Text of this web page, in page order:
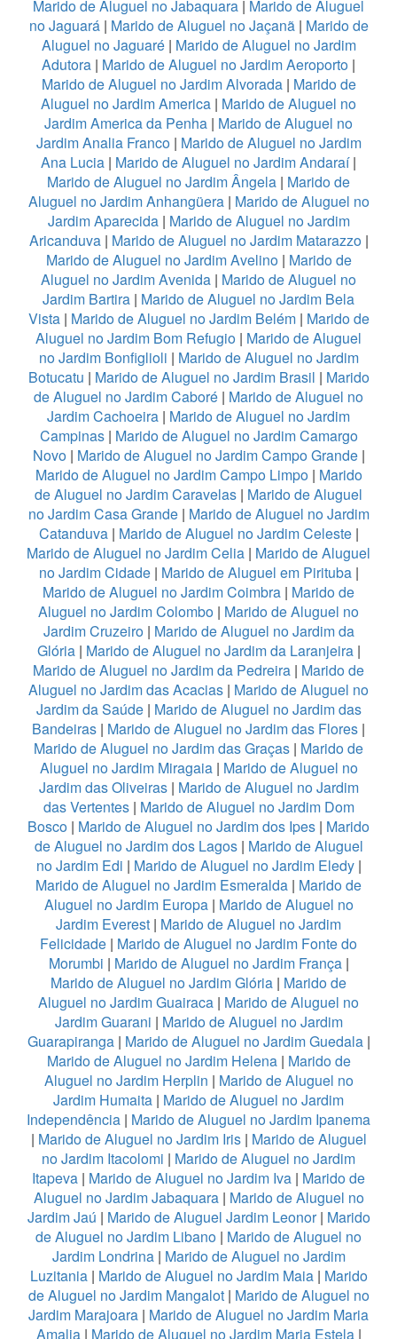
Marido de Aluguel no Jabaquara | Marido de Aluguel
no Jaguará| Marido de Aluguel no Jaçanã| Marido de
Aluguel no Jaguaré| Marido de Aluguel no Jardim
Adutora | Marido de Aluguel no Jardim Aeroporto |
Marido de Aluguel no Jardim Alvorada| Marido de
Aluguel no Jardim America | Marido de Aluguel no
Jardim America da Penha | Marido de Aluguel no
Jardim Analia Franco| Marido de Aluguel no Jardim
Ana Lucia | Marido de Aluguel no Jardim Andaraí|
Marido de Aluguel no Jardim Ângela | Marido de
Aluguel no Jardim Anhangüera| Marido de Aluguel no
Jardim Aparecida| Marido de Aluguel no Jardim
Aricanduva| Marido de Aluguel no Jardim Matarazzo|
Marido de Aluguel no Jardim Avelino| Marido de
Aluguel no Jardim Avenida | Marido de Aluguel no
Jardim Bartira | Marido de Aluguel no Jardim Bela
Vista| Marido de Aluguel no Jardim Belém| Marido de
Aluguel no Jardim Bom Refugio | Marido de Aluguel
no Jardim Bonfiglioli | Marido de Aluguel no Jardim
Botucatu | Marido de Aluguel no Jardim Brasil | Marido
de Aluguel no Jardim Caboré | Marido de Aluguel no
Jardim Cachoeira | Marido de Aluguel no Jardim
Campinas| Marido de Aluguel no Jardim Camargo
Novo| Marido de Aluguel no Jardim Campo Grande|
Marido de Aluguel no Jardim Campo Limpo| Marido
de Aluguel no Jardim Caravelas | Marido de Aluguel
no Jardim Casa Grande| Marido de Aluguel no Jardim
Catanduva| Marido de Aluguel no Jardim Celeste|
Marido de Aluguel no Jardim Celia | Marido de Aluguel
no Jardim Cidade| Marido de Aluguel em Pirituba|
Marido de Aluguel no Jardim Coimbra | Marido de
Aluguel no Jardim Colombo | Marido de Aluguel no
Jardim Cruzeiro| Marido de Aluguel no Jardim da
Glória| Marido de Aluguel no Jardim da Laranjeira|
Marido de Aluguel no Jardim da Pedreira | Marido de
Aluguel no Jardim das Acacias | Marido de Aluguel no
Jardim da Saúde| Marido de Aluguel no Jardim das
Bandeiras | Marido de Aluguel no Jardim das Flores |
Marido de Aluguel no Jardim das Graças | Marido de
Aluguel no Jardim Miragaia| Marido de Aluguel no
Jardim das Oliveiras| Marido de Aluguel no Jardim
das Vertentes| Marido de Aluguel no Jardim Dom
Bosco | Marido de Aluguel no Jardim dos Ipes | Marido
de Aluguel no Jardim dos Lagos| Marido de Aluguel
no Jardim Edi | Marido de Aluguel no Jardim Eledy|
Marido de Aluguel no Jardim Esmeralda | Marido de
Aluguel no Jardim Europa| Marido de Aluguel no
Jardim Everest | Marido de Aluguel no Jardim
Felicidade | Marido de Aluguel no Jardim Fonte do
Morumbi | Marido de Aluguel no Jardim França|
Marido de Aluguel no Jardim Glória | Marido de
Aluguel no Jardim Guairaca | Marido de Aluguel no
Jardim Guarani | Marido de Aluguel no Jardim
Guarapiranga| Marido de Aluguel no Jardim Guedala|
Marido de Aluguel no Jardim Helena| Marido de
Aluguel no Jardim Herplin | Marido de Aluguel no
Jardim Humaita | Marido de Aluguel no Jardim
Independência | Marido de Aluguel no Jardim Ipanema
| Marido de Aluguel no Jardim Iris| Marido de Aluguel
no Jardim Itacolomi | Marido de Aluguel no Jardim
Itapeva | Marido de Aluguel no Jardim Iva | Marido de
Aluguel no Jardim Jabaquara| Marido de Aluguel no
Jardim Jaú | Marido de Aluguel Jardim Leonor| Marido
de Aluguel no Jardim Libano | Marido de Aluguel no
Jardim Londrina| Marido de Aluguel no Jardim
Luzitania| Marido de Aluguel no Jardim Maia| Marido
de Aluguel no Jardim Mangalot| Marido de Aluguel no
Jardim Marajoara | Marido de Aluguel no Jardim Maria
Amalia| Marido de Aluguel no Jardim Maria Estela|